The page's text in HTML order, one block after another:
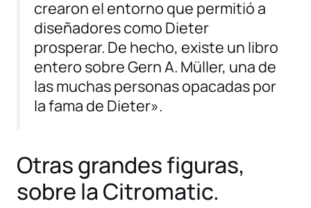
crearon el entorno que permitió a
diseñadores como Dieter
prosperar. De hecho, existe un libro
entero sobre Gern A. Müller, una de
las muchas personas opacadas por
la fama de Dieter».
Otras grandes figuras,
sobre la Citromatic.